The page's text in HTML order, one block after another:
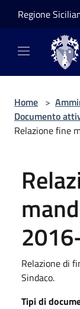
Regione
Home >
Documento
Relazione fine
Relazione di
Sindaco.
Tipi di